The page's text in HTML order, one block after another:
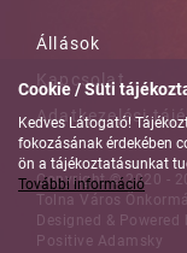
Cookie / Süti
Kedves Látogató!
fokozásának érdekében
ön a tájékoztatásunkat
További információ
Állások
Kapcsolat
Adatkezelési
Copyright © 2020 -
Tolna Város
Designed & Powered
Positive Adamsky